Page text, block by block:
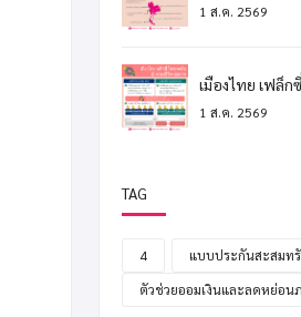
1 ส.ค. 2569
เมืองไทย เฟล็กซี่
1 ส.ค. 2569
TAG
4
แบบประกันสะสมท
ตัวช่วยออมเงินและลดหย่อน